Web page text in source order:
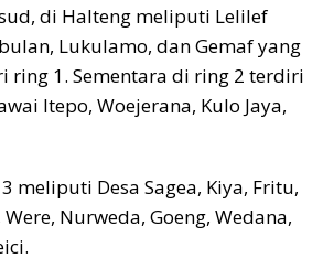
di Halteng meliputi Lelilef
Lukulamo, dan Gemaf yang
ring 1. Sementara di ring 2 terdiri
Itepo, Woejerana, Kulo Jaya,
meliputi Desa Sagea, Kiya, Fritu,
Nurweda, Goeng, Wedana,